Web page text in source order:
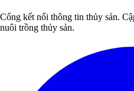
Cổng kết nối thông tin thủy sản.
nuôi trồng thủy sản.